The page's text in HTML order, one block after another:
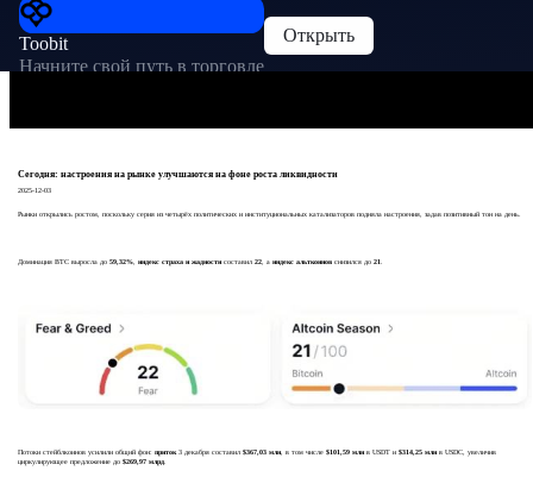
Toobit
Начните свой путь в торговле
Открыть
Сегодня: настроения на рынке улучшаются на фоне роста ликвидности
2025-12-03
Рынки открылись ростом, поскольку серия из четырёх политических и институциональных катализаторов подняла настроения, задав позитивный тон на день.
Доминация BTC выросла до 59,32%, индекс страха и жадностисоставил 22, а индекс альткоиновснизился до 21
Потоки стейблкоинов усилили общий фон: приток3 декабря составил $367,03 млн, в том числе $101,59 млнв USDT и $314,25 млнв USDC, увеличив
циркулирующее предложение до $269,97 млрд.